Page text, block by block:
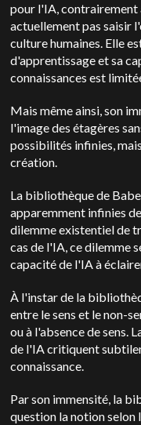
pour l'IA, contrairement
actuellement pas saisir
culture humaines. Elle
d'apprentissage et sa
connaissances est
Mais même ainsi, son
l'image des étagères
possibilités infinies,
création.
La bibliothèque de
apparemment infinies
dilemme existentiel de
cas de l'IA, ce dilemme
capacité de l'IA à
À l'instar de la
entre le sens et le non-
ou à l'absence de sens.
de l'IA critiquent
connaissance.
Par son immensité, la
question la notion